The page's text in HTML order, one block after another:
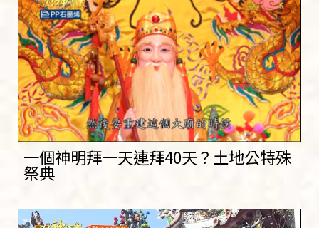
一個神明拜一天連拜40天？土地公特殊
祭典